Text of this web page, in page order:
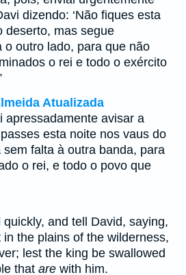
dizendo: ‘Não fiques esta
deserto, mas segue
o outro lado, para que não
o rei e todo o exército
Atualizada
apressadamente avisar a
esta noite nos vaus do
falta à outra banda, para
o rei, e todo o povo que
and tell David, saying,
the plains of the wilderness,
lest the king be swallowed
that are with him.